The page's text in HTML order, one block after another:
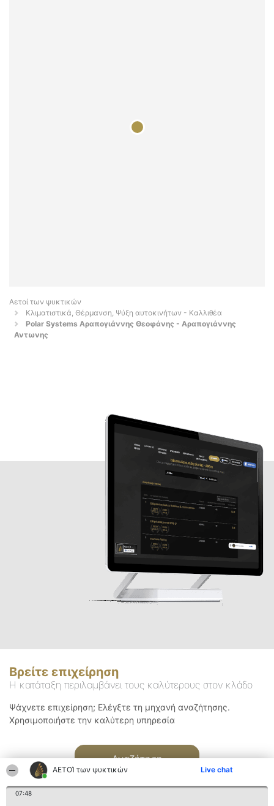
ΑΕΤΟΊ των ψυκτικών Live chat
07:48
Αετοί των ψυκτικών
Κλιματιστικά, Θέρμανση, Ψύξη αυτοκινήτων - Καλλιθέα
Polar Systems Αραπογιάννης Θεοφάνης - Αραπογιάννης
Αντωνης
Βρείτε επιχείρηση
Η κατάταξη περιλαμβάνει τους καλύτερους στον κλάδο
Ψάχνετε επιχείρηση; Ελέγξτε τη μηχανή αναζήτησης.
Χρησιμοποιήστε την καλύτερη υπηρεσία
Αναζήτηση